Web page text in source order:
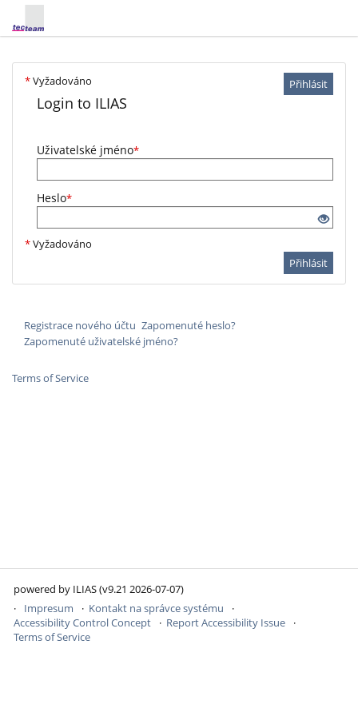
Přihlásit
*Vyžadováno
Login to ILIAS
Uživatelské jméno*
Heslo*
*Vyžadováno
Přihlásit
Registrace nového účtu Zapomenuté heslo?
Zapomenuté uživatelské jméno?
Terms of Service
powered by ILIAS (v9.21 2026-07-07)
Impresum
Kontakt na správce systému
Accessibility Control Concept
Report Accessibility Issue
Terms of Service